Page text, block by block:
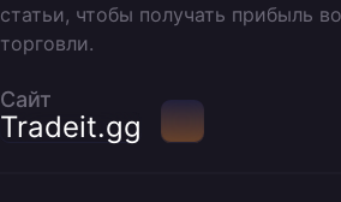
статьи, чтобы получать прибыль
торговли.
Сайт
Tradeit.gg